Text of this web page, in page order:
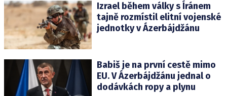
Izrael během války s Íránem
tajně rozmístil elitní vojenské
jednotky v Ázerbájdžánu
Babiš je na první cestě mimo
EU. V Ázerbájdžánu jednal o
dodávkách ropy a plynu